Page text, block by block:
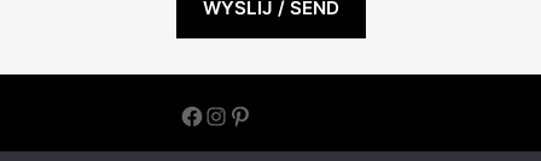
Facebook Instagram Pinterest